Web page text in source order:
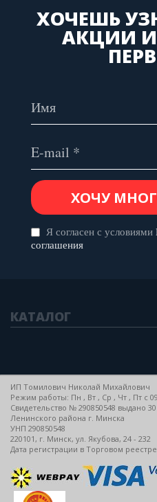
ХОЧЕШЬ
АКЦИИ
Я согласен с условиями
соглашения
КАТАЛОГ
ИП Томилович Николай Михайлович
Режим работы: Пн , Вт , Ср , Чт , Пт c
Свидетельство № 290850548 выдано
Ленинского района г. Минска
УНП 290850548
220101, г. Минск, ул. Якубова, 24 - 232
Дата регистрации в Торговом